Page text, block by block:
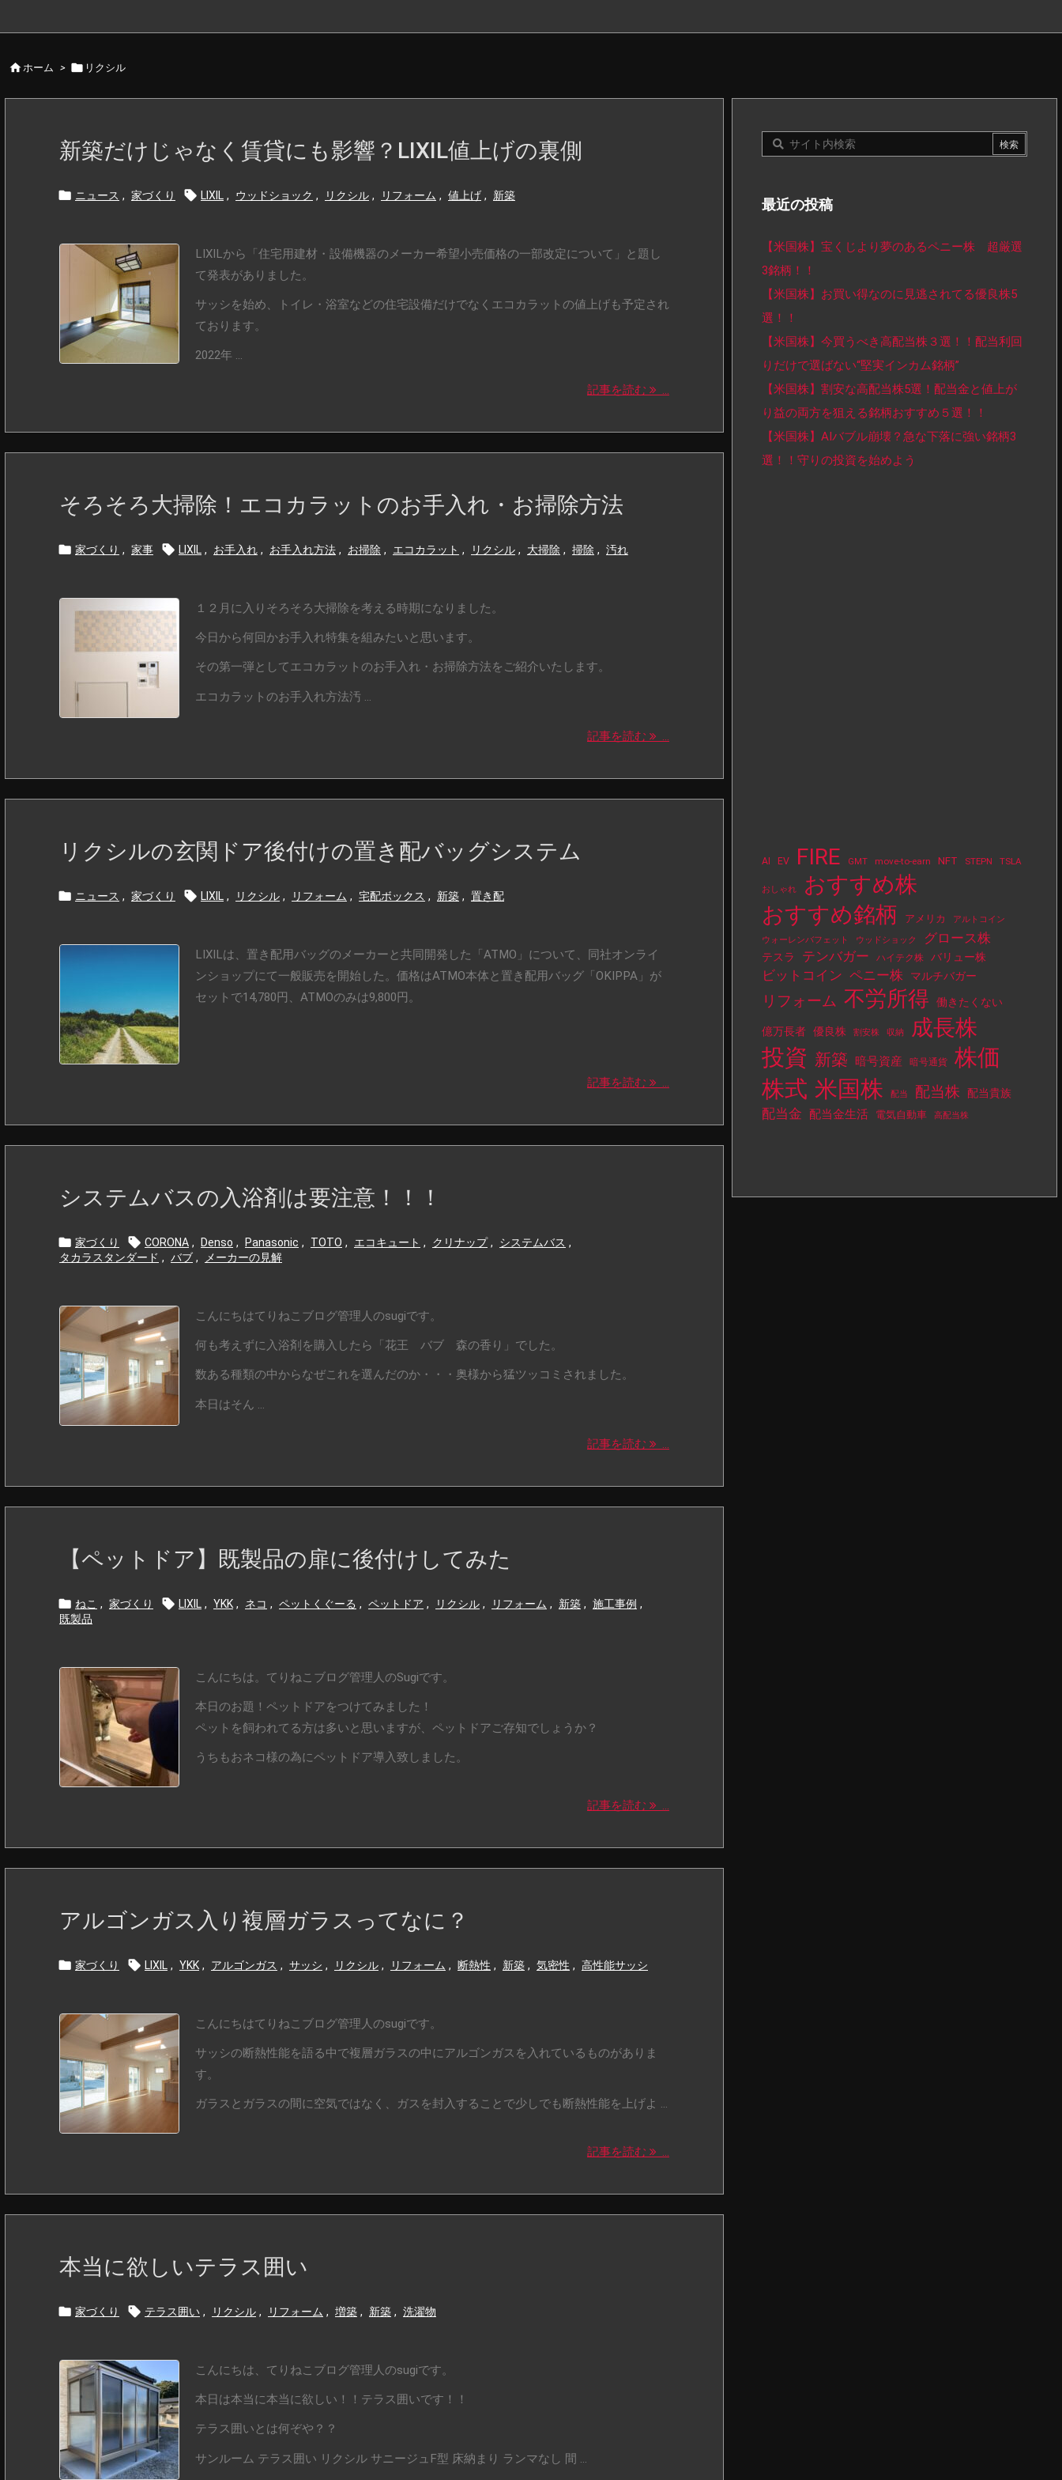
ホーム >  リクシル
新築だけじゃなく賃貸にも影響？LIXIL値上げの裏側
 ニュース , 家づくり  LIXIL , ウッドショック , リクシル , リフォーム , 値上げ , 新築
LIXILから「住宅用建材・設備機器のメーカー希望小売価格の一部改定について」と題し
て発表がありました。
サッシを始め、トイレ・浴室などの住宅設備だけでなくエコカラットの値上げも予定され
ております。
2022年 ...
記事を読む ...
そろそろ大掃除！エコカラットのお手入れ・お掃除方法
 家づくり , 家事  LIXIL , お手入れ , お手入れ方法 , お掃除 , エコカラット , リクシル , 大掃除 , 掃除 , 汚れ
１２月に入りそろそろ大掃除を考える時期になりました。
今日から何回かお手入れ特集を組みたいと思います。
その第一弾としてエコカラットのお手入れ・お掃除方法をご紹介いたします。
エコカラットのお手入れ方法汚 ...
記事を読む ...
リクシルの玄関ドア後付けの置き配バッグシステム
 ニュース , 家づくり  LIXIL , リクシル , リフォーム , 宅配ボックス , 新築 , 置き配
LIXILは、置き配用バッグのメーカーと共同開発した「ATMO」について、同社オンライ
ンショップにて一般販売を開始した。価格はATMO本体と置き配用バッグ「OKIPPA」が
セットで14,780円、ATMOのみは9,800円。
記事を読む ...
システムバスの入浴剤は要注意！！！
 家づくり  CORONA , Denso , Panasonic , TOTO , エコキュート , クリナップ , システムバス ,
タカラスタンダード , バブ , メーカーの見解
こんにちはてりねこブログ管理人のsugiです。
何も考えずに入浴剤を購入したら「花王 バブ 森の香り」でした。
数ある種類の中からなぜこれを選んだのか・・・奥様から猛ツッコミされました。
本日はそん ...
記事を読む ...
【ペットドア】既製品の扉に後付けしてみた
 ねこ , 家づくり  LIXIL , YKK , ネコ , ペットくぐーる , ペットドア , リクシル , リフォーム , 新築 , 施工事例 ,
既製品
こんにちは。てりねこブログ管理人のSugiです。
本日のお題！ペットドアをつけてみました！
ペットを飼われてる方は多いと思いますが、ペットドアご存知でしょうか？
うちもおネコ様の為にペットドア導入致しました。
記事を読む ...
アルゴンガス入り複層ガラスってなに？
 家づくり  LIXIL , YKK , アルゴンガス , サッシ , リクシル , リフォーム , 断熱性 , 新築 , 気密性 , 高性能サッシ
こんにちはてりねこブログ管理人のsugiです。
サッシの断熱性能を語る中で複層ガラスの中にアルゴンガスを入れているものがありま
す。
ガラスとガラスの間に空気ではなく、ガスを封入することで少しでも断熱性能を上げよ ...
記事を読む ...
本当に欲しいテラス囲い
 家づくり  テラス囲い , リクシル , リフォーム , 増築 , 新築 , 洗濯物
こんにちは、てりねこブログ管理人のsugiです。
本日は本当に本当に欲しい！！テラス囲いです！！
テラス囲いとは何ぞや？？
サンルーム テラス囲い リクシル サニージュF型 床納まり ランマなし 間 ...
最近の投稿
【米国株】宝くじより夢のあるペニー株 超厳選
3銘柄！！
【米国株】お買い得なのに見逃されてる優良株5
選！！
【米国株】今買うべき高配当株３選！！配当利回
りだけで選ばない“堅実インカム銘柄”
【米国株】割安な高配当株5選！配当金と値上が
り益の両方を狙える銘柄おすすめ５選！！
【米国株】AIバブル崩壊？急な下落に強い銘柄3
選！！守りの投資を始めよう
AI EV FIRE GMT move-to-earn NFT STEPN TSLA
おしゃれ
おすすめ株
おすすめ銘柄
アメリカ
アルトコイン
ウォーレンバフェット
ウッドショック グロース株
テスラ テンバガー ハイテク株 バリュー株
ビットコイン ペニー株 マルチバガー
リフォーム 不労所得 働きたくない
億万長者 優良株 割安株 収納 成長株
投資 新築 暗号資産 暗号通貨
株価
株式 米国株 配当 配当株 配当貴族
配当金 配当金生活 電気自動車 高配当株